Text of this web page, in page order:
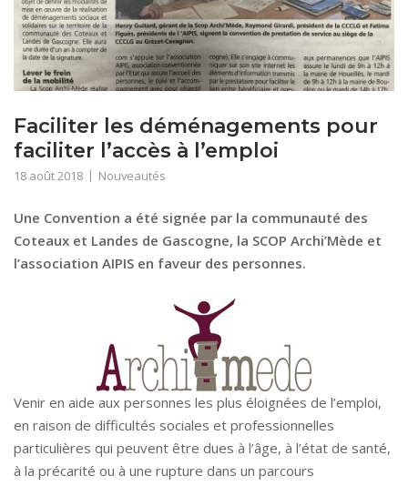
Faciliter les déménagements pour
faciliter l’accès à l’emploi
18 août 2018 Nouveautés
Une Convention a été signée par la communauté des
Coteaux et Landes de Gascogne, la SCOP Archi’Mède et
l’association AIPIS en faveur des personnes.
Venir en aide aux personnes les plus éloignées de l’emploi,
en raison de difficultés sociales et professionnelles
particulières qui peuvent être dues à l’âge, à l’état de santé,
à la précarité ou à une rupture dans un parcours